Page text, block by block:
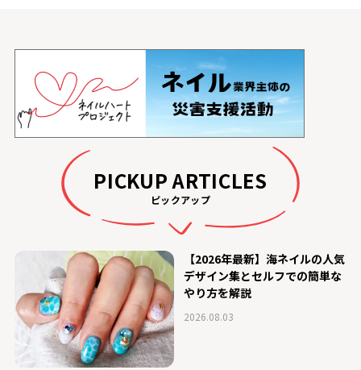
PICKUP ARTICLES
ピックアップ
【2026年最新】海ネイルの人気
デザイン集とセルフでの簡単な
やり方を解説
2026.08.03